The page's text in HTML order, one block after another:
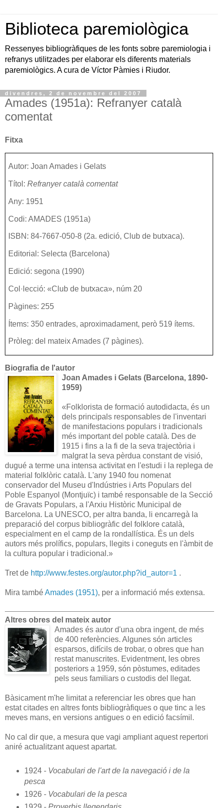
Biblioteca paremiològica
Ressenyes bibliogràfiques de les fonts sobre paremiologia i
refranys utilitzades per elaborar els diferents materials
paremiològics. A cura de Víctor Pàmies i Riudor.
divendres, 2 de novembre del 2007
Amades (1951a): Refranyer català
comentat
Fitxa
Autor: Joan Amades i Gelats
Títol: Refranyer català comentat
Any: 1951
Codi: AMADES (1951a)
ISBN: 84-7667-050-8 (2a. edició, Club de butxaca).
Editorial: Selecta (Barcelona)
Edició: segona (1990)
Col·lecció: «Club de butxaca», núm 20
Pàgines: 255
Ítems: 350 entrades, aproximadament, però 519 ítems.
Pròleg: del mateix Amades (7 pàgines).
Biografia de l'autor
Joan Amades i Gelats (Barcelona, 1890-
1959)
«Folklorista de formació autodidacta, és un
dels principals responsables de l'inventari
de manifestacions populars i tradicionals
més important del poble català. Des de
1915 i fins a la fi de la seva trajectòria i
malgrat la seva pèrdua constant de visió,
dugué a terme una intensa activitat en l'estudi i la replega de
material folklòric català. L'any 1940 fou nomenat
conservador del Museu d'Indústries i Arts Populars del
Poble Espanyol (Montjuïc) i també responsable de la Secció
de Gravats Populars, a l'Arxiu Històric Municipal de
Barcelona. La UNESCO, per altra banda, li encarregà la
preparació del corpus bibliogràfic del folklore català,
especialment en el camp de la rondallística. És un dels
autors més prolífics, populars, llegits i coneguts en l'àmbit de
la cultura popular i tradicional.»
Tret de http://www.festes.org/autor.php?id_autor=1 .
Mira tambéAmades (1951), per a informació més extensa.
Altres obres del mateix autor
Amades és autor d'una obra ingent, de més
de 400 referències. Algunes són articles
esparsos, difícils de trobar, o obres que han
restat manuscrites. Evidentment, les obres
posteriors a 1959, són pòstumes, editades
pels seus familiars o custodis del llegat.
Bàsicament m'he limitat a referenciar les obres que han
estat citades en altres fonts bibliogràfiques o que tinc a les
meves mans, en versions antigues o en edició facsímil.
No cal dir que, a mesura que vagi ampliant aquest repertori
aniré actualitzant aquest apartat.
1924 - Vocabulari de l'art de la navegació i de la
pesca
1926 - Vocabulari de la pesca